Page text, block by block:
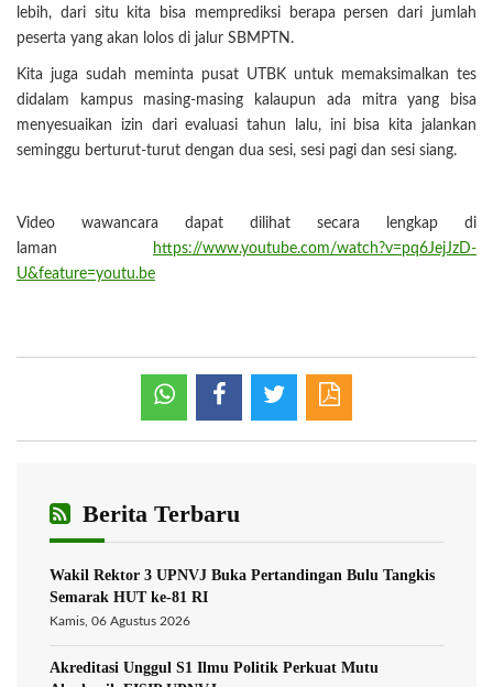
lebih, dari situ kita bisa memprediksi berapa persen dari jumlah
peserta yang akan lolos di jalur SBMPTN.
Kita juga sudah meminta pusat UTBK untuk memaksimalkan tes
didalam kampus masing-masing kalaupun ada mitra yang bisa
menyesuaikan izin dari evaluasi tahun lalu, ini bisa kita jalankan
seminggu berturut-turut dengan dua sesi, sesi pagi dan sesi siang.
Video wawancara dapat dilihat secara lengkap di
laman
https://www.youtube.com/watch?v=pq6JejJzD-
U&feature=youtu.be
Berita Terbaru
Wakil Rektor 3 UPNVJ Buka Pertandingan Bulu Tangkis
Semarak HUT ke-81 RI
Kamis, 06 Agustus 2026
Akreditasi Unggul S1 Ilmu Politik Perkuat Mutu